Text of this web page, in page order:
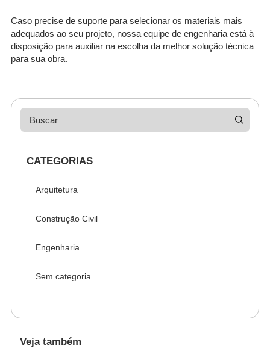
Caso precise de suporte para selecionar os materiais mais
adequados ao seu projeto, nossa equipe de engenharia está à
disposição para auxiliar na escolha da melhor solução técnica
para sua obra.
CATEGORIAS
Arquitetura
Construção Civil
Engenharia
Sem categoria
Veja também